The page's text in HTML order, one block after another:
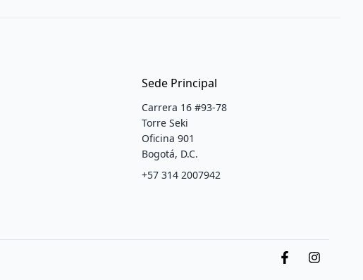
Sede Principal
Carrera 16 #93-78
Torre Seki
Oficina 901
Bogotá, D.C.
+57 314 2007942